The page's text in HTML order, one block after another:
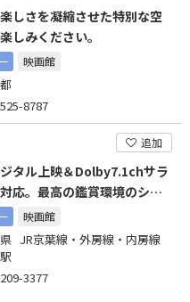
しさを凝縮させた特別な空
しみください。
映画館
8787
追加
タル上映＆Dolby7.1chサラ
応。最高の鑑賞環境のシネ
レックス
映画館
JR京葉線・外房線・内房線
3377